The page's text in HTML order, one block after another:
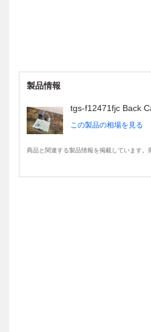
製品情報
tgs-f12471fjc Back
この製品の相場を見る
商品と関連する製品情報を掲載しています。